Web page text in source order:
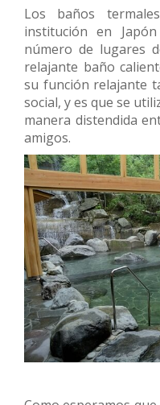
Los baños
institución en
número de lugares
relajante baño
su función relajante
social, y es que se
manera distendida
amigos.